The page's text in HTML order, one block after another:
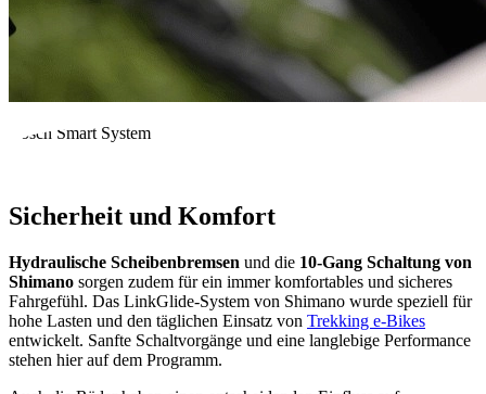
Bosch Smart System
Sicherheit und Komfort
Hydraulische Scheibenbremsen und die 10-Gang Schaltung von
Shimano sorgen zudem für ein immer komfortables und sicheres
Fahrgefühl. Das LinkGlide-System von Shimano wurde speziell für
hohe Lasten und den täglichen Einsatz von Trekking e-Bikes
entwickelt. Sanfte Schaltvorgänge und eine langlebige Performance
stehen hier auf dem Programm.